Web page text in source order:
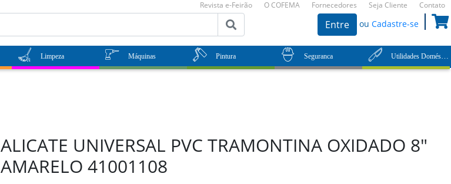
Revista e-Feirão O COFEMA Fornecedores Seja Cliente Contato
Entre ou Cadastre-se
Limpeza Máquinas Pintura Seguranca Utilidades Domésticas
ALICATE UNIVERSAL PVC TRAMONTINA OXIDADO 8"
AMARELO 41001108